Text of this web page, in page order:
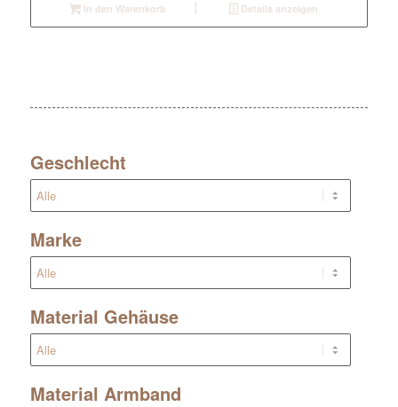
In den Warenkorb Details anzeigen
Geschlecht
Marke
Material Gehäuse
Material Armband